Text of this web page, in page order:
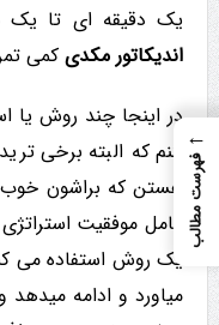
یک دقیقه ای تا یک
اندیکاتور مکدیکمی
کنم که البته برخی
هستن که براشون
عامل موفقیت
یک روش استفاده می
میاورد و ادامه میدهد
←
فهرست مطالب